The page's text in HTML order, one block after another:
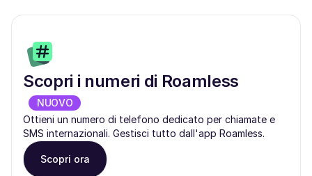
Scopri i numeri di Roamless
NUOVO
Ottieni un numero di telefono dedicato per chiamate e
SMS internazionali. Gestisci tutto dall'app Roamless.
Scopri ora